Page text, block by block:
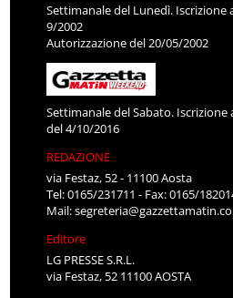
Settimanale del Lunedì. Iscrizione
9/2002
Autorizzazione del 20/05/2002
Settimanale del Sabato. Iscrizione
del 4/10/2016
REDAZIONE
via Festaz, 52 - 11100 Aosta
Tel: 0165/231711 - Fax: 0165/
Mail:
Editore
LG PRESSE S.R.L.
via Festaz, 52 11100 AOSTA